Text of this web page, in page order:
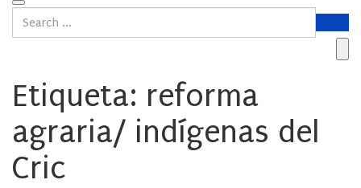
Etiqueta: reforma
agraria/ indígenas del
Cric